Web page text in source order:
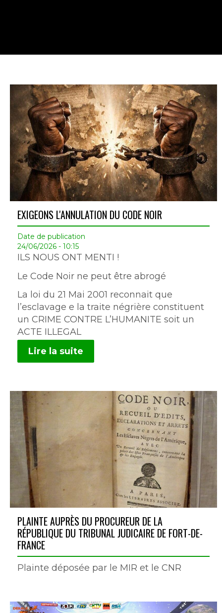
EXIGEONS L'ANNULATION DU CODE NOIR
Date de publication
24/06/2026 - 10:15
ILS NOUS ONT MENTI !
Le Code Noir ne peut être abrogé
La loi du 21 Mai 2001 reconnait que
l’esclavage e la traite négrière constituent
un CRIME CONTRE L’HUMANITE soit un
ACTE ILLEGAL
Lire la suite
PLAINTE AUPRÈS DU PROCUREUR DE LA
RÉPUBLIQUE DU TRIBUNAL JUDICAIRE DE FORT-DE-
FRANCE
Plainte déposée par le MIR et le CNR